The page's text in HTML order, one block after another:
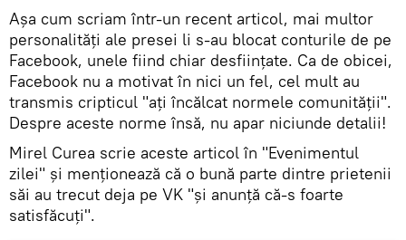
Așa cum scriam într-un recent articol, mai multor
personalități ale presei li s-au blocat conturile de pe
Facebook, unele fiind chiar desființate. Ca de obicei,
Facebook nu a motivat în nici un fel, cel mult au
transmis cripticul "ați încălcat normele comunității".
Despre aceste norme însă, nu apar niciunde detalii!
Mirel Curea scrie aceste articol în "Evenimentul
zilei" și menționează că o bună parte dintre prietenii
săi au trecut deja pe VK "și anunță că-s foarte
satisfăcuți".